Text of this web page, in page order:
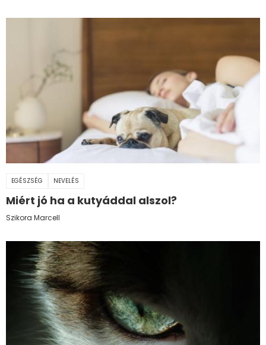
EGÉSZSÉG NEVELÉS
Miért jó ha a kutyáddal alszol?
Szikora Marcell